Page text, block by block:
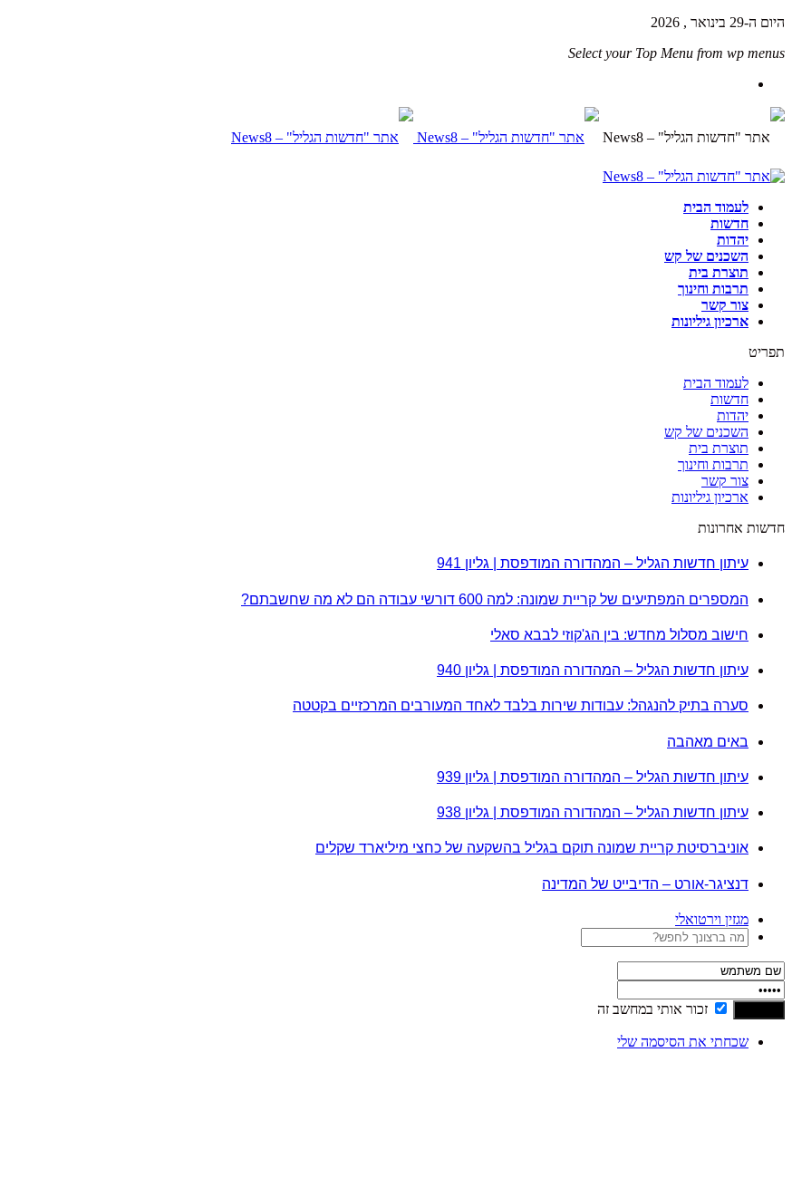
היום ה-29 בינואר , 2026
Select your Top Menu from wp menus
לעמוד הבית
חדשות
יהדות
השכנים של קש
תוצרת בית
תרבות וחינוך
צור קשר
ארכיון גיליונות
תפריט
לעמוד הבית
חדשות
יהדות
השכנים של קש
תוצרת בית
תרבות וחינוך
צור קשר
ארכיון גיליונות
חדשות אחרונות
עיתון חדשות הגליל – המהדורה המודפסת | גליון 941
המספרים המפתיעים של קריית שמונה: למה 600 דורשי עבודה הם לא מה שחשבתם?
חישוב מסלול מחדש: בין הג'קוזי לבבא סאלי
עיתון חדשות הגליל – המהדורה המודפסת | גליון 940
סערה בתיק להנגהל: עבודות שירות בלבד לאחד המעורבים המרכזיים בקטטה
באים מאהבה
עיתון חדשות הגליל – המהדורה המודפסת | גליון 939
עיתון חדשות הגליל – המהדורה המודפסת | גליון 938
אוניברסיטת קריית שמונה תוקם בגליל בהשקעה של כחצי מיליארד שקלים
דנציגר-אורט – הדיבייט של המדינה
מגזין וירטואלי
זכור אותי במחשב זה
שכחתי את הסיסמה שלי